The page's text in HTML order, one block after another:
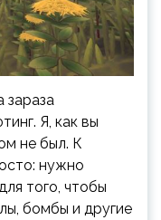
Я, как вы
не был. К
нужно
того, чтобы
бомбы и другие